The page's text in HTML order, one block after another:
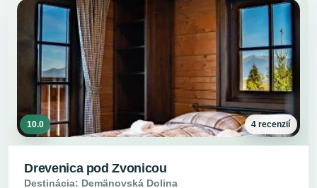
10.0 4 recenzií
Drevenica pod Zvonicou
Destinácia: Demänovská Dolina